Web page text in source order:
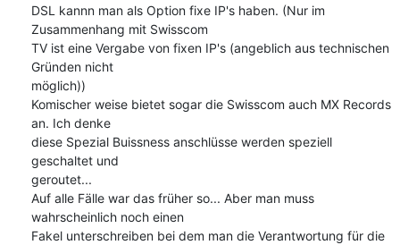
DSL kannn man als Option fixe IP's haben. (Nur im
Zusammenhang mit Swisscom
TV ist eine Vergabe von fixen IP's (angeblich aus technischen
Gründen nicht
möglich))
Komischer weise bietet sogar die Swisscom auch MX Records
an. Ich denke
diese Spezial Buissness anschlüsse werden speziell
geschaltet und
geroutet...
Auf alle Fälle war das früher so... Aber man muss
wahrscheinlich noch einen
Fakel unterschreiben bei dem man die Verantwortung für die